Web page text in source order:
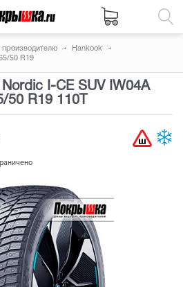
производителю
Hankook
50 R19
Nordic I-CE SUV IW04A
50 R19 110T